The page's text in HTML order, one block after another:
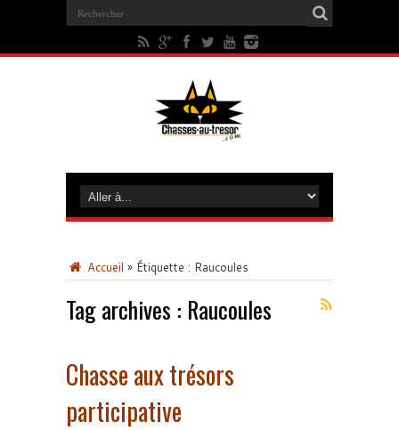
Accueil » Étiquette : Raucoules
Tag archives : Raucoules
Chasse aux trésors
participative